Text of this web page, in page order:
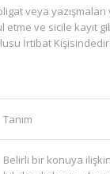
veya
etme ve sicile kayıt
İrtibat
Tanım
Belirli bir konuya